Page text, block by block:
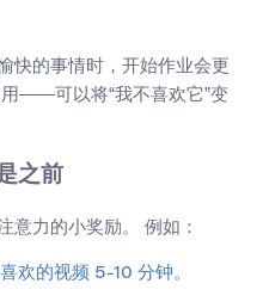
快的事情时，开始作业会更
——可以将“我不喜欢它”变
之前
意力的小奖励。 例如：
欢的视频 5-10 分钟。